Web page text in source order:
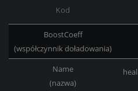
Kod
BoostCoeff
(współczynnik doładowania)
Name
(nazwa)